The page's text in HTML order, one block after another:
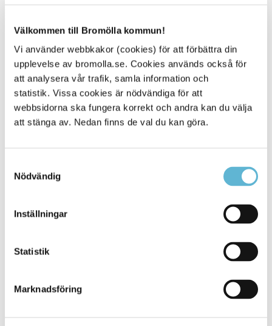
Välkommen till Bromölla kommun!
Vi använder webbkakor (cookies) för att förbättra din
upplevelse av bromolla.se. Cookies används också för
att analysera vår trafik, samla information och
statistik. Vissa cookies är nödvändiga för att
webbsidorna ska fungera korrekt och andra kan du välja
att stänga av. Nedan finns de val du kan göra.
Nödvändig
Inställningar
Statistik
Marknadsföring
hos Skånetrafiken. Läs mer om sjukresor på
Sjukresor - så funkar det-Skånetrafiken (skanetrafiken.se)
Sidan senast uppdaterad:den 11 September 2025
KONTAKT
Besöksadress